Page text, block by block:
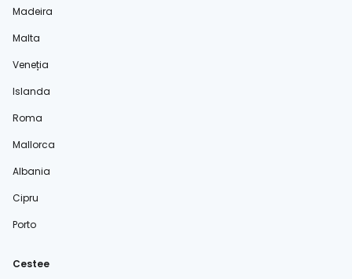
Madeira
Malta
Veneția
Islanda
Roma
Mallorca
Albania
Cipru
Porto
Cestee